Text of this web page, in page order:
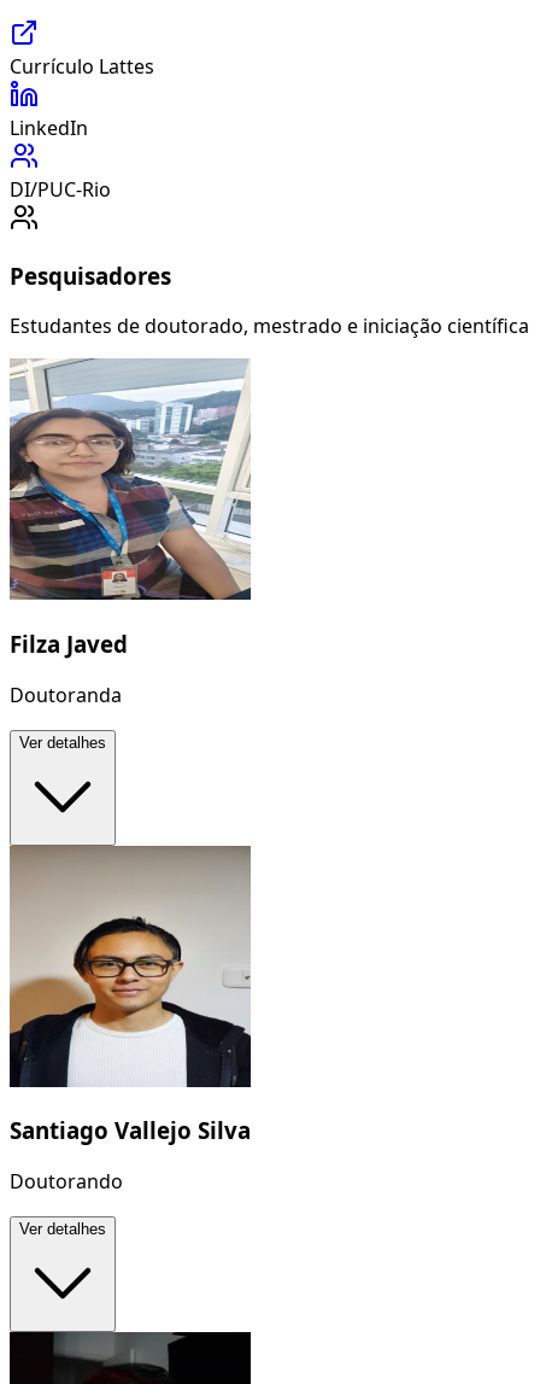
Currículo Lattes
LinkedIn
DI/PUC-Rio
Pesquisadores
Estudantes de doutorado, mestrado e iniciação científica
Filza Javed
Doutoranda
Ver detalhes
Santiago Vallejo Silva
Doutorando
Ver detalhes